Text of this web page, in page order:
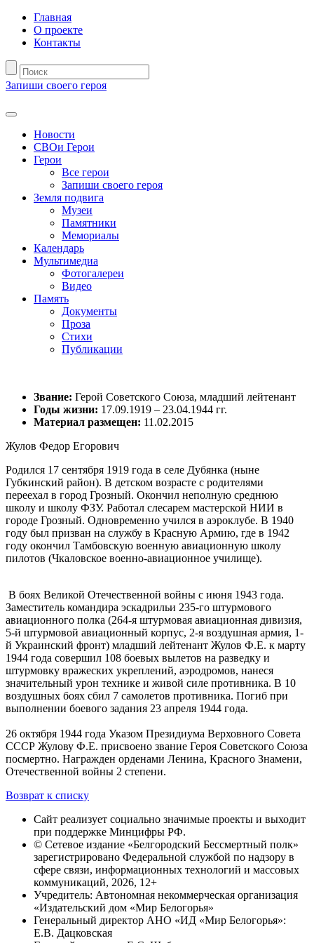
Главная
О проекте
Контакты
Запиши своего героя
Новости
СВОи Герои
Герои
Все герои
Запиши своего героя
Земля подвига
Музеи
Памятники
Мемориалы
Календарь
Мультимедиа
Фотогалереи
Видео
Память
Документы
Проза
Стихи
Публикации
Звание: Герой Советского Союза, младший лейтенант
Годы жизни: 17.09.1919 – 23.04.1944 гг.
Материал размещен: 11.02.2015
Жулов Федор Егорович
Родился 17 сентября 1919 года в селе Дубянка (ныне
Губкинский район). В детском возрасте с родителями
переехал в город Грозный. Окончил неполную среднюю
школу и школу ФЗУ. Работал слесарем мастерской НИИ в
городе Грозный. Одновременно учился в аэроклубе. В 1940
году был призван на службу в Красную Армию, где в 1942
году окончил Тамбовскую военную авиационную школу
пилотов (Чкаловское военно-авиационное училище).
В боях Великой Отечественной войны с июня 1943 года.
Заместитель командира эскадрильи 235-го штурмового
авиационного полка (264-я штурмовая авиационная дивизия,
5-й штурмовой авиационный корпус, 2-я воздушная армия, 1-
й Украинский фронт) младший лейтенант Жулов Ф.Е. к марту
1944 года совершил 108 боевых вылетов на разведку и
штурмовку вражеских укреплений, аэродромов, нанеся
значительный урон технике и живой силе противника. В 10
воздушных боях сбил 7 самолетов противника. Погиб при
выполнении боевого задания 23 апреля 1944 года.
26 октября 1944 года Указом Президиума Верховного Совета
СССР Жулову Ф.Е. присвоено звание Героя Советского Союза
посмертно. Награжден орденами Ленина, Красного Знамени,
Отечественной войны 2 степени.
Возврат к списку
Сайт реализует социально значимые проекты и выходит
при поддержке Минцифры РФ.
© Сетевое издание «Белгородский Бессмертный полк»
зарегистрировано Федеральной службой по надзору в
сфере связи, информационных технологий и массовых
коммуникаций, 2026, 12+
Учредитель: Автономная некоммерческая организация
«Издательский дом «Мир Белогорья»
Генеральный директор АНО «ИД «Мир Белогорья»:
Е.В. Дацковская